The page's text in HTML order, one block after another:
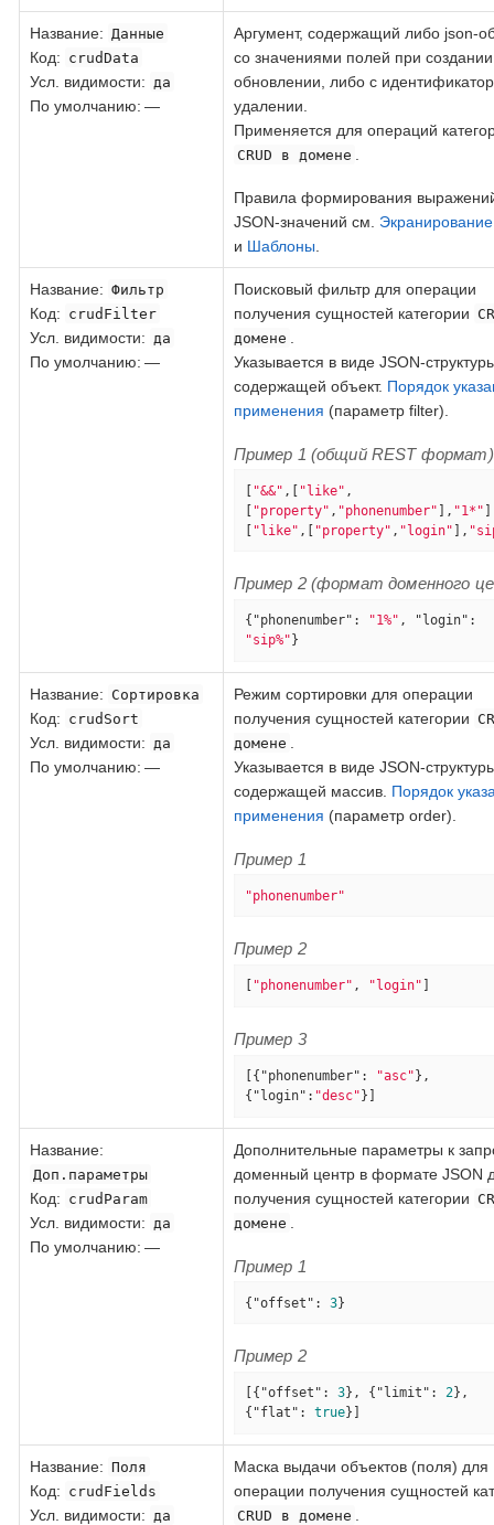
Название: Данные
Код: crudData
Усл. видимости: да
По умолчанию: —
Аргумент, содержащий либо json-
со значениями полей при
обновлении, либо с
удалении.
Применяется для операций
CRUD в домене
Правила формирования
JSON-значений см.
и Шаблоны
Название: Фильтр
Код: crudFilter
Усл. видимости: да
По умолчанию: —
Поисковый фильтр для операции
получения сущностей категории
домене
Указывается в виде JSON-
содержащей объект. Порядок
применения (параметр filter).
Пример 1 (общий REST формат)
[ "&&" ,[ "like" ,
[ "property" , "phonenumber" ], "1*"
[ "like" ,[ "property" , "login" ],
Пример 2 (формат доменного
{ "phonenumber" : "1%" , "login"
"sip%" }
Название: Сортировка
Код: crudSort
Усл. видимости: да
По умолчанию: —
Режим сортировки для операции
получения сущностей категории
домене
Указывается в виде JSON-
содержащей массив. Порядок
применения (параметр order).
Пример 1
"phonenumber"
Пример 2
"phonenumber" , "login"
Пример 3
[{ "phonenumber" : "asc" },
{ "login" : "desc" }]
Название:
Доп.параметры
Код: crudParam
Усл. видимости: да
По умолчанию: —
Дополнительные параметры к
доменный центр в формате JSON
получения сущностей категории
домене
Пример 1
{ "offset" : 3}
Пример 2
[{ "offset" : 3}, { "limit" : 2},
{ "flat" : true}]
Название: Поля
Код: crudFields
Усл. видимости: да
Маска выдачи объектов (поля) для
операции получения сущностей
CRUD в домене